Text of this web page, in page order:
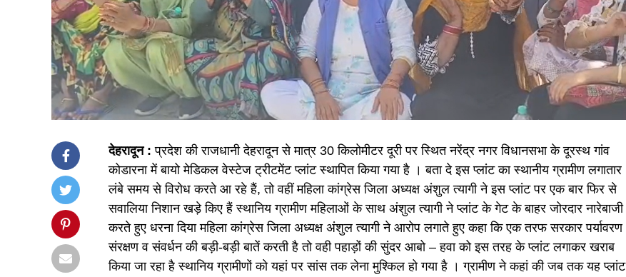
देहरादून :प्रदेश की राजधानी देहरादून से मात्र 30 किलोमीटर दूरी पर स्थित नरेंद्र नगर विधानसभा के दूरस्थ गांव
कोडारना में बायो मेडिकल वेस्टेज ट्रीटमेंट प्लांट स्थापित किया गया है । बता दे इस प्लांट का स्थानीय ग्रामीण लगातार
लंबे समय से विरोध करते आ रहे हैं, तो वहीं महिला कांग्रेस जिला अध्यक्ष अंशुल त्यागी ने इस प्लांट पर एक बार फिर से
सवालिया निशान खड़े किए हैं स्थानिय ग्रामीण महिलाओं के साथ अंशुल त्यागी ने प्लांट के गेट के बाहर जोरदार नारेबाजी
करते हुए धरना दिया महिला कांग्रेस जिला अध्यक्ष अंशुल त्यागी ने आरोप लगाते हुए कहा कि एक तरफ सरकार पर्यावरण
संरक्षण व संवर्धन की बड़ी-बड़ी बातें करती है तो वही पहाड़ों की सुंदर आबो – हवा को इस तरह के प्लांट लगाकर खराब
किया जा रहा है स्थानिय ग्रामीणों को यहां पर सांस तक लेना मुश्किल हो गया है । ग्रामीण ने कहां की जब तक यह प्लांट